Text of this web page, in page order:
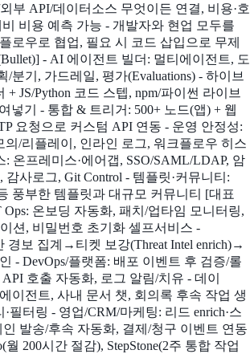
부 API/데이터소스 무엇이든 연결, 비용·호
비용 예측 가능 - 개발자와 현업 모두를
로우로 협업, 필요 시 코드 삽입으로 무제
- AI 에이전트 빌더: 멀티에이전트, 도
/분기, 가드레일, 평가(Evaluations) - 하이브
+ JS/Python 코드 스텝, npm/파이썬 라이브
넣기 - 통합 & 트리거: 500+ 노드(앱) + 웹
요청으로 커스텀 API 연동 - 운영 안정성:
의/리플레이, 인라인 로그, 워크플로우 히스
: 온프레미스·에어갭, SSO/SAML/LDAP, 암
감사로그, Git Control - 템플릿·커뮤니티:
풍부한 템플릿과 대규모 커뮤니티 [대표
Ops: 온보딩 자동화, 패치/업타임 모니터링,
션, 비밀번호 초기화 셀프서비스 -
경보 집계→티켓 보강(Threat Intel enrich)→
- DevOps/플랫폼: 배포 이벤트 후 검증/롤
호출 자동화, 로그 알림/치유 - 데이
이전트, 사내 문서 챗, 회의록 후속 작업 생
필터링 - 영업/CRM/마케팅: 리드 enrich·스
인 발송/후속 자동화, 결제/청구 이벤트 연동
월 200시간 절감), StepStone(2주 통합 작업